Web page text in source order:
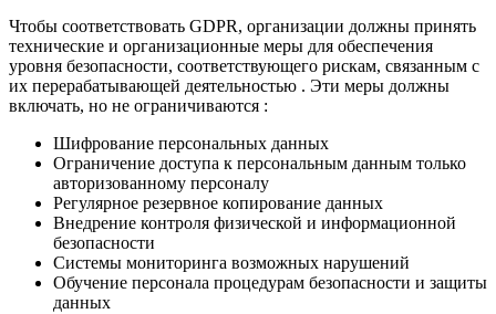
Чтобы соответствовать GDPR, организации должны принять
технические и организационные меры для обеспечения
уровня безопасности, соответствующего рискам, связанным с
их перерабатывающей деятельностью . Эти меры должны
включать, но не ограничиваются :
Шифрование персональных данных
Ограничение доступа к персональным данным только
авторизованному персоналу
Регулярное резервное копирование данных
Внедрение контроля физической и информационной
безопасности
Системы мониторинга возможных нарушений
Обучение персонала процедурам безопасности и защиты
данных